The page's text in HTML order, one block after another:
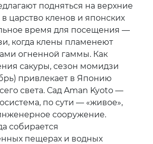
подняться на верхние
царство кленов и японских
время для посещения —
когда клены пламенеют
огненной гаммы. Как
сакуры, сезон момидзи
привлекает в Японию
света. Сад Aman Kyoto —
по сути — «живое»,
сооружение.
собирается
пещерах и водных